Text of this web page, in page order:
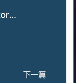
下一篇